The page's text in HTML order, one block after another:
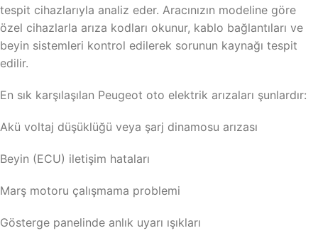
tespit cihazlarıyla analiz eder. Aracınızın modeline göre
özel cihazlarla arıza kodları okunur, kablo bağlantıları ve
beyin sistemleri kontrol edilerek sorunun kaynağı tespit
edilir.
En sık karşılaşılan Peugeot oto elektrik arızaları şunlardır:
Akü voltaj düşüklüğü veya şarj dinamosu arızası
Beyin (ECU) iletişim hataları
Marş motoru çalışmama problemi
Gösterge panelinde anlık uyarı ışıkları